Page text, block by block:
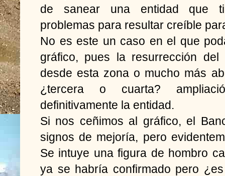
de sanear una entidad que
problemas para resultar creíble
No es este un caso en el que
gráfico, pues la resurrección
desde esta zona o mucho más
¿tercera o cuarta?
definitivamente la entidad.
Si nos ceñimos al gráfico, el
signos de mejoría, pero
Se intuye una figura de hombro
ya se habría confirmado pero